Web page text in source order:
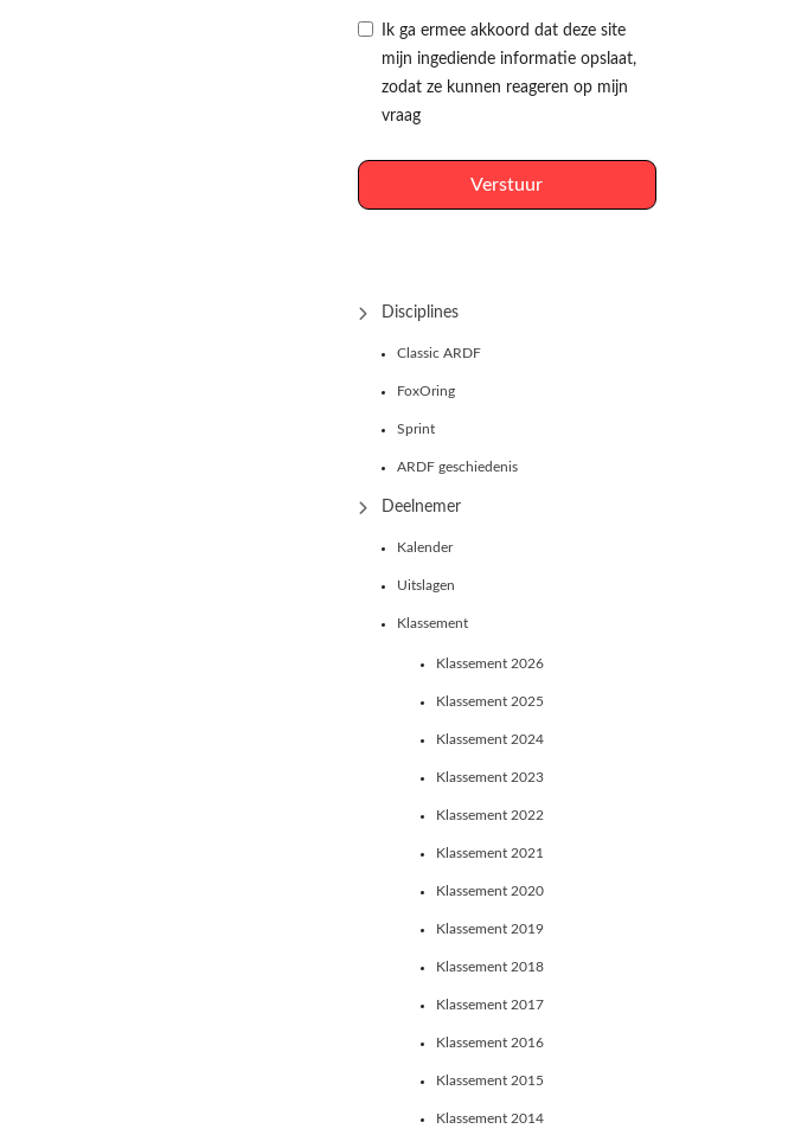
Ik ga ermee akkoord dat deze site
mijn ingediende informatie opslaat,
zodat ze kunnen reageren op mijn
vraag
Verstuur
Disciplines
Classic ARDF
FoxOring
Sprint
ARDF geschiedenis
Deelnemer
Kalender
Uitslagen
Klassement
Klassement 2026
Klassement 2025
Klassement 2024
Klassement 2023
Klassement 2022
Klassement 2021
Klassement 2020
Klassement 2019
Klassement 2018
Klassement 2017
Klassement 2016
Klassement 2015
Klassement 2014